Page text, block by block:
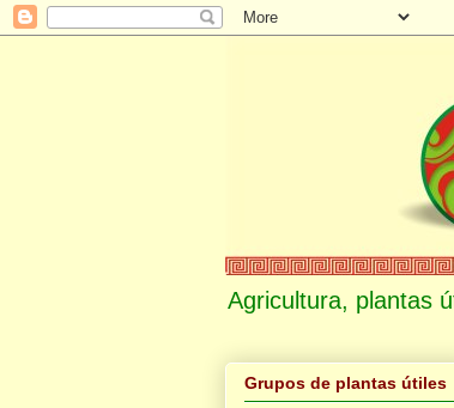
Agricultura, plantas
Grupos de plantas útiles